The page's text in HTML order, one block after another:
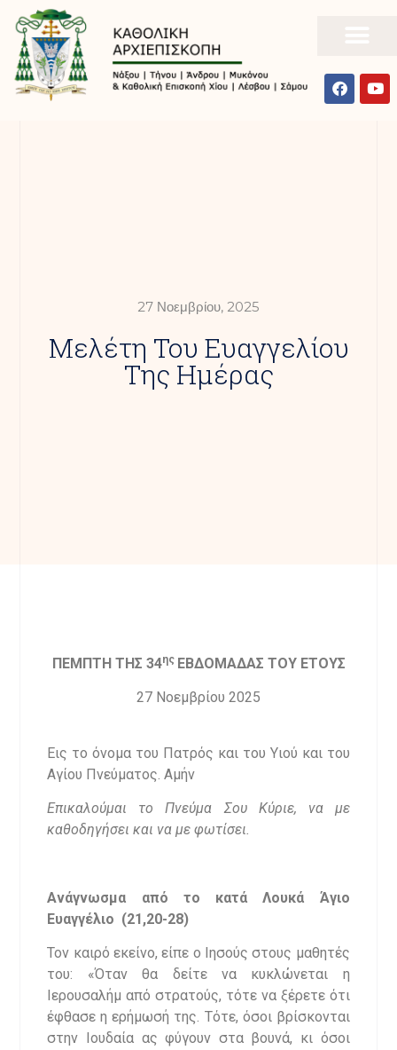
27 Νοεμβρίου, 2025
Mελέτη Του Ευαγγελίου
Της Ημέρας
ΠΕΜΠΤΗ ΤΗΣ 34ης ΕΒΔΟΜΑΔΑΣ ΤΟΥ ΕΤΟΥΣ
27 Νοεμβρίου 2025
Εις το όνομα του Πατρός και του Υιού και του
Αγίου Πνεύματος. Αμήν
Επικαλούμαι το Πνεύμα Σου Κύριε, να με
καθοδηγήσει και να με φωτίσει.
Ανάγνωσμα από το κατά Λουκά Άγιο
Ευαγγέλιο (21,20-28)
Τον καιρό εκείνο, είπε ο Ιησούς στους μαθητές
του: «Όταν θα δείτε να κυκλώνεται η
Ιερουσαλήμ από στρατούς, τότε να ξέρετε ότι
έφθασε η ερήμωσή της. Τότε, όσοι βρίσκονται
στην Ιουδαία ας φύγουν στα βουνά, κι όσοι